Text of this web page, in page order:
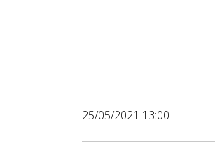
25/05/2021 13:00